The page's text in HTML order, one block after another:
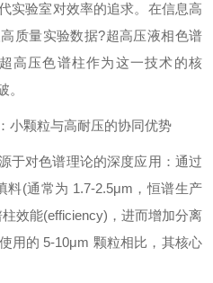
实验室对效率的追求。在信息高
质量实验数据?超高压液相色谱
高压色谱柱作为这一技术的核
。
小颗粒与高耐压的协同优势
于对色谱理论的深度应用：通过
料(通常为 1.7-2.5μm，恒谱生产
效能(efficiency)，进而增加分离
用的 5-10μm 颗粒相比，其核心